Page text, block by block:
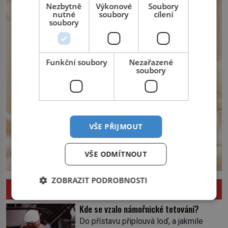
království. Zajistit hodlá především
severní hranici. Na […]
Kde se vzalo námořnické tetování?
Do přístavu připlouvá loď, a jakmile
Nezbytně
nutné
soubory
Výkonové
soubory
Soubory
cílení
Funkční soubory
Nezařazené
soubory
VŠE PŘIJMOUT
VŠE ODMÍTNOUT
ZOBRAZIT PODROBNOSTI